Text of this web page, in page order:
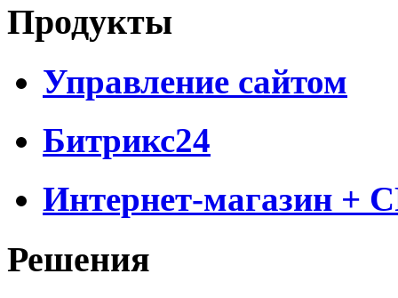
Продукты
Управление сайтом
Битрикс24
Интернет-магазин +
Решения